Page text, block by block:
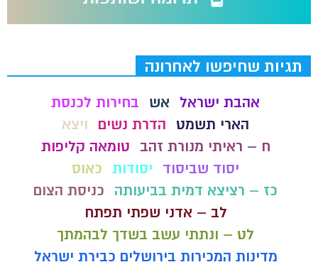
תגיות שחיפשו לאחרונה
אהבת ישראל אש
בחירות לכנסת
הארי תשמט
הדרת נשים
ויצא
ח – ראיתי מנורת זהב
טומאה קליפות
יסוד שביסוד
יסודות כאוס
כז – רציצא דמית בביעותה
כניסת הצום
לב – אדני שפתי תפתח
לט – ונתתי עשב בשדך לבהמתך
מדינות המכירות בירושלים כבירת ישראל